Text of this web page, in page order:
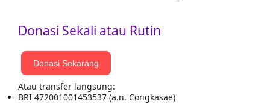
Donasi Sekali atau Rutin
Donasi Sekarang
Atau transfer langsung:
BRI 472001001453537 (a.n. Congkasae)